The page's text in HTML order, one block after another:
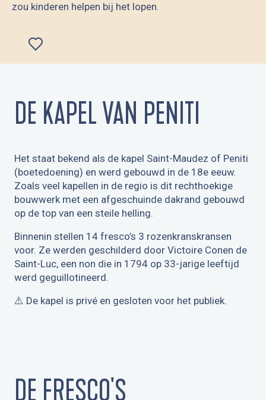
zou kinderen helpen bij het lopen.
Ajouter aux favoris
DE KAPEL VAN PENITI
Het staat bekend als de kapel Saint-Maudez of Peniti
(boetedoening) en werd gebouwd in de 18e eeuw.
Zoals veel kapellen in de regio is dit rechthoekige
bouwwerk met een afgeschuinde dakrand gebouwd
op de top van een steile helling.
Binnenin stellen 14 fresco’s 3 rozenkranskransen
voor. Ze werden geschilderd door Victoire Conen de
Saint-Luc, een non die in 1794 op 33-jarige leeftijd
werd geguillotineerd.
⚠️ De kapel is privé en gesloten voor het publiek.
DE FRESCO'S